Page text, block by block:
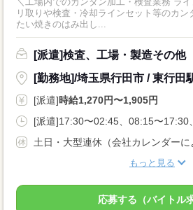
リ取りや検査・冷却ラインセット等のカ
たい焼きのはみ出し...
[派遣]検査、工場・製造その他
[勤務地]/埼玉県行田市 / 東行田
[派遣]時給1,270円〜1,905円
[派遣]17:30〜02:45、08:15〜17:30
土日・大型連休（会社カレンダーに
もっと見る
応募する（バイトル